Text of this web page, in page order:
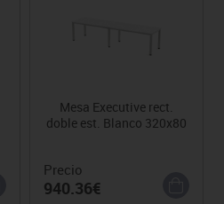
Mesa Executive rect.
doble est. Blanco 320x80
Precio
940.36€